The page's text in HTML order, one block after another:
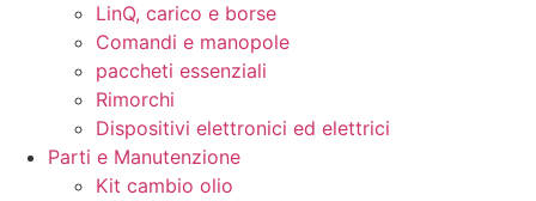
LinQ, carico e borse
Comandi e manopole
paccheti essenziali
Rimorchi
Dispositivi elettronici ed elettrici
Parti e Manutenzione
Kit cambio olio